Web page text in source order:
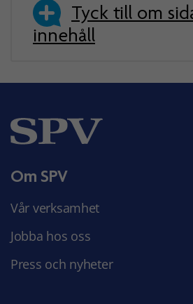
Tyck till om
innehåll
Om SPV
Vår verksamhet
Jobba hos oss
Press och nyheter